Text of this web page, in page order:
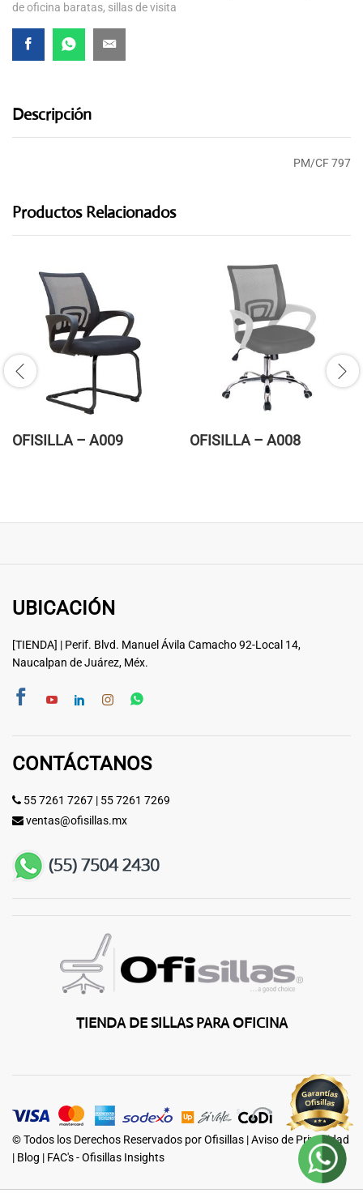
de oficina baratas, sillas de visita
Descripción
PM/CF 797
Productos Relacionados
OFISILLA – A009 OFISILLA – A008
UBICACIÓN
[TIENDA] | Perif. Blvd. Manuel Ávila Camacho 92-Local 14,
Naucalpan de Juárez, Méx.
CONTÁCTANOS
55 7261 7267 | 55 7261 7269
ventas@ofisillas.mx
TIENDA DE SILLAS PARA OFICINA
© Todos los Derechos Reservados por Ofisillas |Aviso de Privacidad
| Blog | FAC's - Ofisillas Insights